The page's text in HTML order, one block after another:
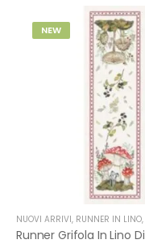
NEW
NUOVI ARRIVI, RUNNER IN LINO,